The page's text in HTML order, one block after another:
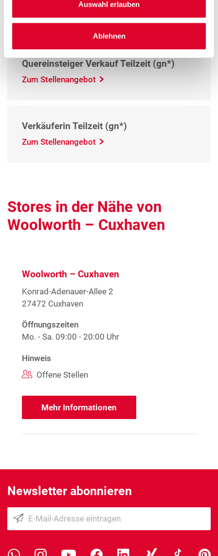
Auswahl erlauben
Ablehnen
Zum Stellenangebot
Quereinsteiger Verkauf Teilzeit (gn*)
Zum Stellenangebot
Verkäuferin Teilzeit (gn*)
Zum Stellenangebot
Stores in der Nähe von
Woolworth – Cuxhaven
Woolworth – Cuxhaven
Konrad-Adenauer-Allee 2
27472 Cuxhaven
Öffnungszeiten
Mo. - Sa. 09:00 - 20:00 Uhr
Hinweis
Offene Stellen
Mehr Informationen
Newsletter abonnieren